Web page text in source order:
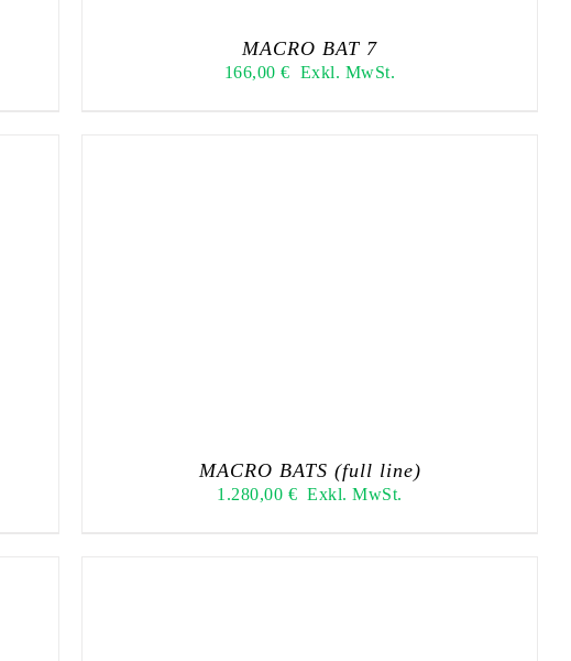
MACRO BAT 7
166,00€ Exkl. MwSt.
MACRO BATS (full line)
1.280,00 € Exkl. MwSt.